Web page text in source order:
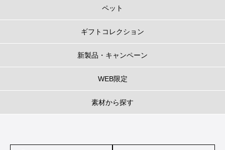
ペット
ギフトコレクション
新製品・キャンペーン
WEB限定
素材から探す